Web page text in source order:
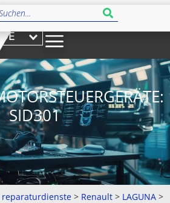
DE
SID301
reparaturdienste > Renault > LAGUNA >